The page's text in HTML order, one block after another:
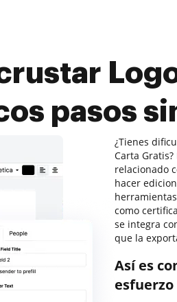
pasos
¿Tienes
Carta
relacionado
hacer
como
se integra
que la
Así es
esfuerzo